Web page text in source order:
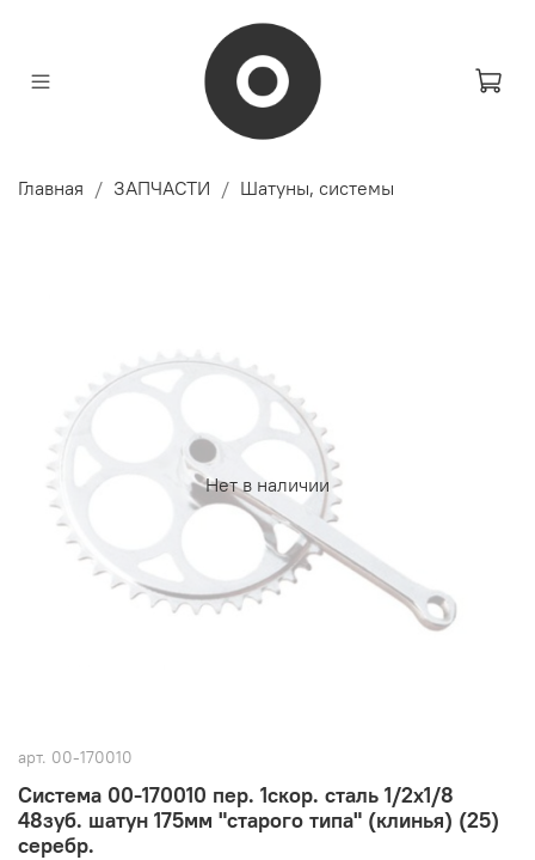
Главная ЗАПЧАСТИ Шатуны, системы
Нет в наличии
арт. 00-170010
Система 00-170010 пер. 1скор. сталь 1/2х1/8
48зуб. шатун 175мм "старого типа" (клинья) (25)
серебр.